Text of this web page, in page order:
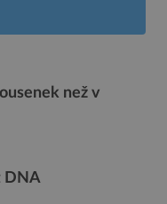
než v
DNA